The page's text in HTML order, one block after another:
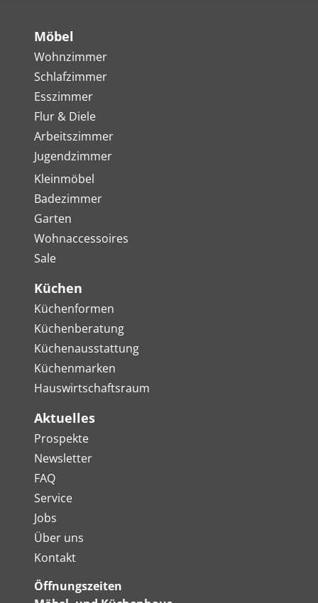
Möbel
Wohnzimmer
Schlafzimmer
Esszimmer
Flur & Diele
Arbeitszimmer
Jugendzimmer
Kleinmöbel
Badezimmer
Garten
Wohnaccessoires
Sale
Küchen
Küchenformen
Küchenberatung
Küchenausstattung
Küchenmarken
Hauswirtschaftsraum
Aktuelles
Prospekte
Newsletter
FAQ
Service
Jobs
Über uns
Kontakt
Öffnungszeiten